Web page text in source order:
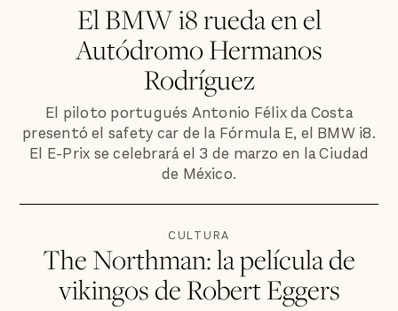
El BMW i8 rueda en el
Autódromo Hermanos
Rodríguez
El piloto portugués Antonio Félix da Costa
presentó el safety car de la Fórmula E, el BMW i8.
El E-Prix se celebrará el 3 de marzo en la Ciudad
de México.
CULTURA
The Northman: la película de
vikingos de Robert Eggers